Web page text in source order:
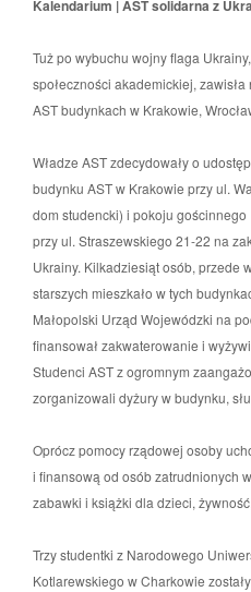
Kalendarium | AST solidarna z
Tuż po wybuchu wojny flaga
społeczności akademickiej,
AST budynkach w Krakowie,
Władze AST zdecydowały o
budynku AST w Krakowie przy ul.
dom studencki) i pokoju gościnnego
przy ul. Straszewskiego 21-22 na
Ukrainy. Kilkadziesiąt osób, przede
starszych mieszkało w tych
Małopolski Urząd Wojewódzki na
finansował zakwaterowanie i
Studenci AST z ogromnym
zorganizowali dyżury w budynku,
Oprócz pomocy rządowej osoby
i finansową od osób zatrudnionych
zabawki i książki dla dzieci,
Trzy studentki z Narodowego
Kotlarewskiego w Charkowie